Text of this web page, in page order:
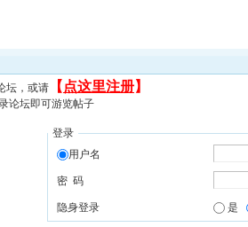
坛，或请 【 点这里注册】
论坛即可游览帖子
登录
用户名
密 码
隐身登录 是